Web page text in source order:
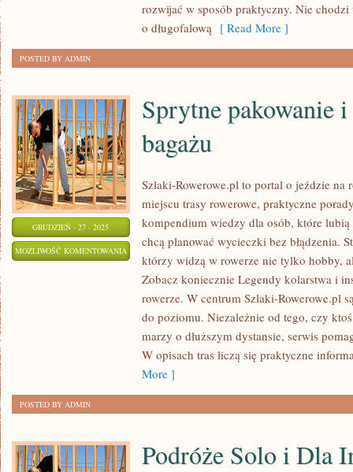
rozwijać w sposób praktyczny. Nie
o długofalową [ Read More ]
POSTED BY ADMIN
GRUDZIEŃ - 27 - 2025
MOŻLIWOŚĆ KOMENTOWANIA
PAKOWANIE
Sprytne pakowanie
bagażu
Szlaki-Rowerowe.pl to portal o jeździe na
miejscu trasy rowerowe, praktyczne
kompendium wiedzy dla osób, które
chcą planować wycieczki bez błądzenia.
którzy widzą w rowerze nie tylko hobby,
Zobacz koniecznie Legendy kolarstwa i
rowerze. W centrum Szlaki-Rowerowe.pl
do poziomu. Niezależnie od tego, czy
marzy o dłuższym dystansie, serwis
W opisach tras liczą się praktyczne
More ]
POSTED BY ADMIN
Podróże Solo i Dla